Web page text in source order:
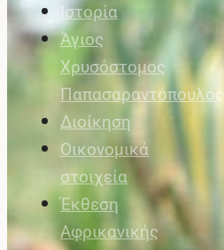
Ιστορία
Άγιος
Χρυσόστομος
Παπασαραντόπουλος
Διοίκηση
Οικονομικά
στοιχεία
Έκθεση
Αφρικανικής